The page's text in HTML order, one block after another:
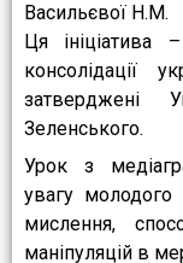
Васильєвої Н.М.
Ця ініціатива
консолідації
затверджені
Зеленського.
Урок з
увагу молодого
мислення,
маніпуляцій в